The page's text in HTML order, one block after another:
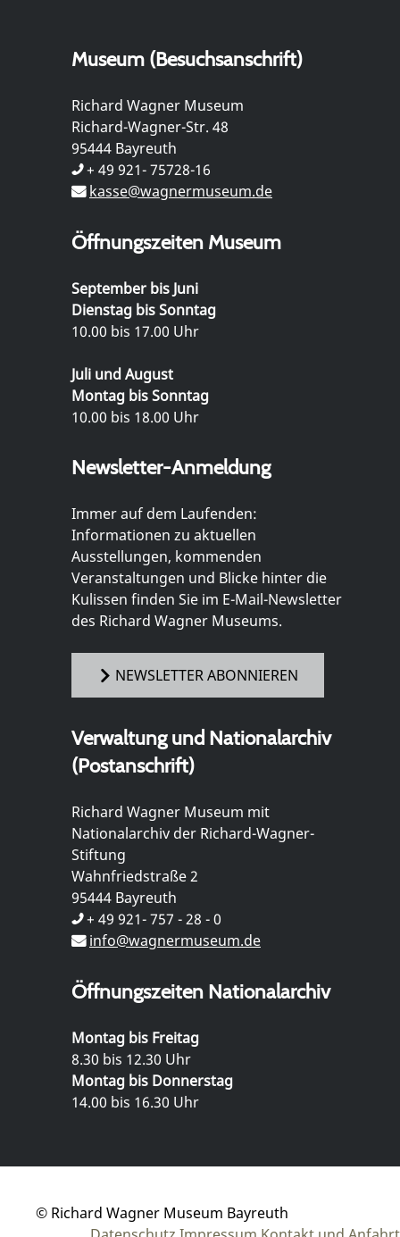
Museum (Besuchsanschrift)
Richard Wagner Museum
Richard-Wagner-Str. 48
95444 Bayreuth
+ 49 921- 75728-16
kasse@wagnermuseum.de
Öffnungszeiten Museum
September bis Juni
Dienstag bis Sonntag
10.00 bis 17.00 Uhr
Juli und August
Montag bis Sonntag
10.00 bis 18.00 Uhr
Newsletter-Anmeldung
Immer auf dem Laufenden:
Informationen zu aktuellen
Ausstellungen, kommenden
Veranstaltungen und Blicke hinter die
Kulissen finden Sie im E-Mail-Newsletter
des Richard Wagner Museums.
NEWSLETTER ABONNIEREN
Verwaltung und Nationalarchiv
(Postanschrift)
Richard Wagner Museum mit
Nationalarchiv der Richard-Wagner-
Stiftung
Wahnfriedstraße 2
95444 Bayreuth
+ 49 921- 757 - 28 - 0
info@wagnermuseum.de
Öffnungszeiten Nationalarchiv
Montag bis Freitag
8.30 bis 12.30 Uhr
Montag bis Donnerstag
14.00 bis 16.30 Uhr
© Richard Wagner Museum Bayreuth